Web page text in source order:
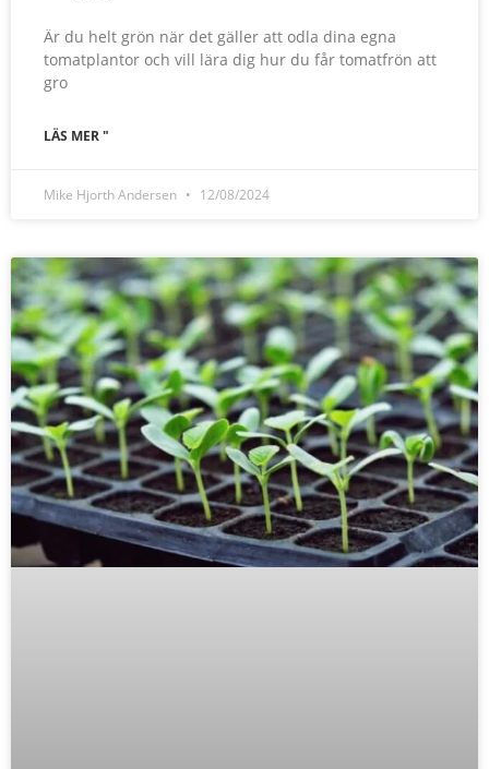
Är du helt grön när det gäller att odla dina egna
tomatplantor och vill lära dig hur du får tomatfrön att
gro
LÄS MER "
Mike Hjorth Andersen 12/08/2024